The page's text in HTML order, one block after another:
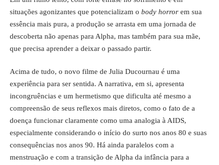
situações agonizantes que potencializam o body horror em sua
essência mais pura, a produção se arrasta em uma jornada de
descoberta não apenas para Alpha, mas também para sua mãe,
que precisa aprender a deixar o passado partir.
Acima de tudo, o novo filme de Julia Ducournau é uma
experiência para ser sentida. A narrativa, em si, apresenta
incongruências e um hermetismo que dificulta até mesmo a
compreensão de seus reflexos mais diretos, como o fato de a
doença funcionar claramente como uma analogia à AIDS,
especialmente considerando o início do surto nos anos 80 e suas
consequências nos anos 90. Há ainda paralelos com a
menstruação e com a transição de Alpha da infância para a